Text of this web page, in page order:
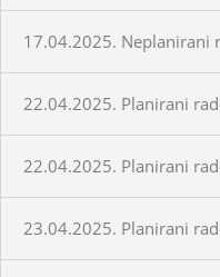
17.04.2025. Neplanirani
22.04.2025. Planirani
22.04.2025. Planirani
23.04.2025. Planirani